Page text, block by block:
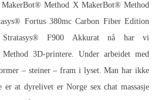
Method X MakerBot® Method
Fortus 380mc Carbon Fiber Edition
Stratasys® F900 Akkurat nå har vi
3D-printere. Under arbeidet med
– steiner – fram i lyset. Man har ikke
er at dyrelivet erNorge sex chat massasje